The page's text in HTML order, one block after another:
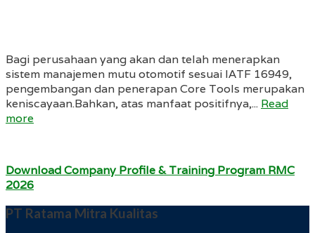
Bagi perusahaan yang akan dan telah menerapkan
sistem manajemen mutu otomotif sesuai IATF 16949,
pengembangan dan penerapan Core Tools merupakan
keniscayaan.Bahkan, atas manfaat positifnya,... Read
more
Download Company Profile & Training Program RMC
2026
PT Ratama Mitra Kualitas